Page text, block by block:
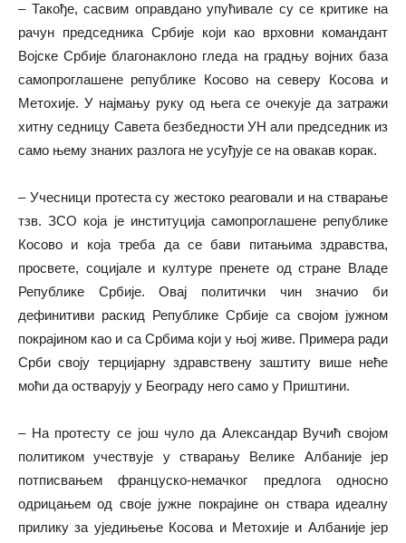
– Такође, сасвим оправдано упућивале су се критике на
рачун председника Србије који као врховни командант
Војске Србије благонаклоно гледа на градњу војних база
самопроглашене републике Косово на северу Косова и
Метохије. У најмању руку од њега се очекује да затражи
хитну седницу Савета безбедности УН али председник из
само њему знаних разлога не усуђује се на овакав корак.
– Учесници протеста су жестоко реаговали и на стварање
тзв. ЗСО која је институција самопроглашене републике
Косово и која треба да се бави питањима здравства,
просвете, социјале и културе пренете од стране Владе
Републике Србије. Овај политички чин значио би
дефинитиви раскид Републике Србије са својом јужном
покрајином као и са Србима који у њој живе. Примера ради
Срби своју терцијарну здравствену заштиту више неће
моћи да остварују у Београду него само у Приштини.
– На протесту се још чуло да Александар Вучић својом
политиком учествује у стварању Велике Албаније јер
потписвањем француско-немачког предлога односно
одрицањем од своје јужне покрајине он ствара идеалну
прилику за уједињење Косова и Метохије и Албаније јер